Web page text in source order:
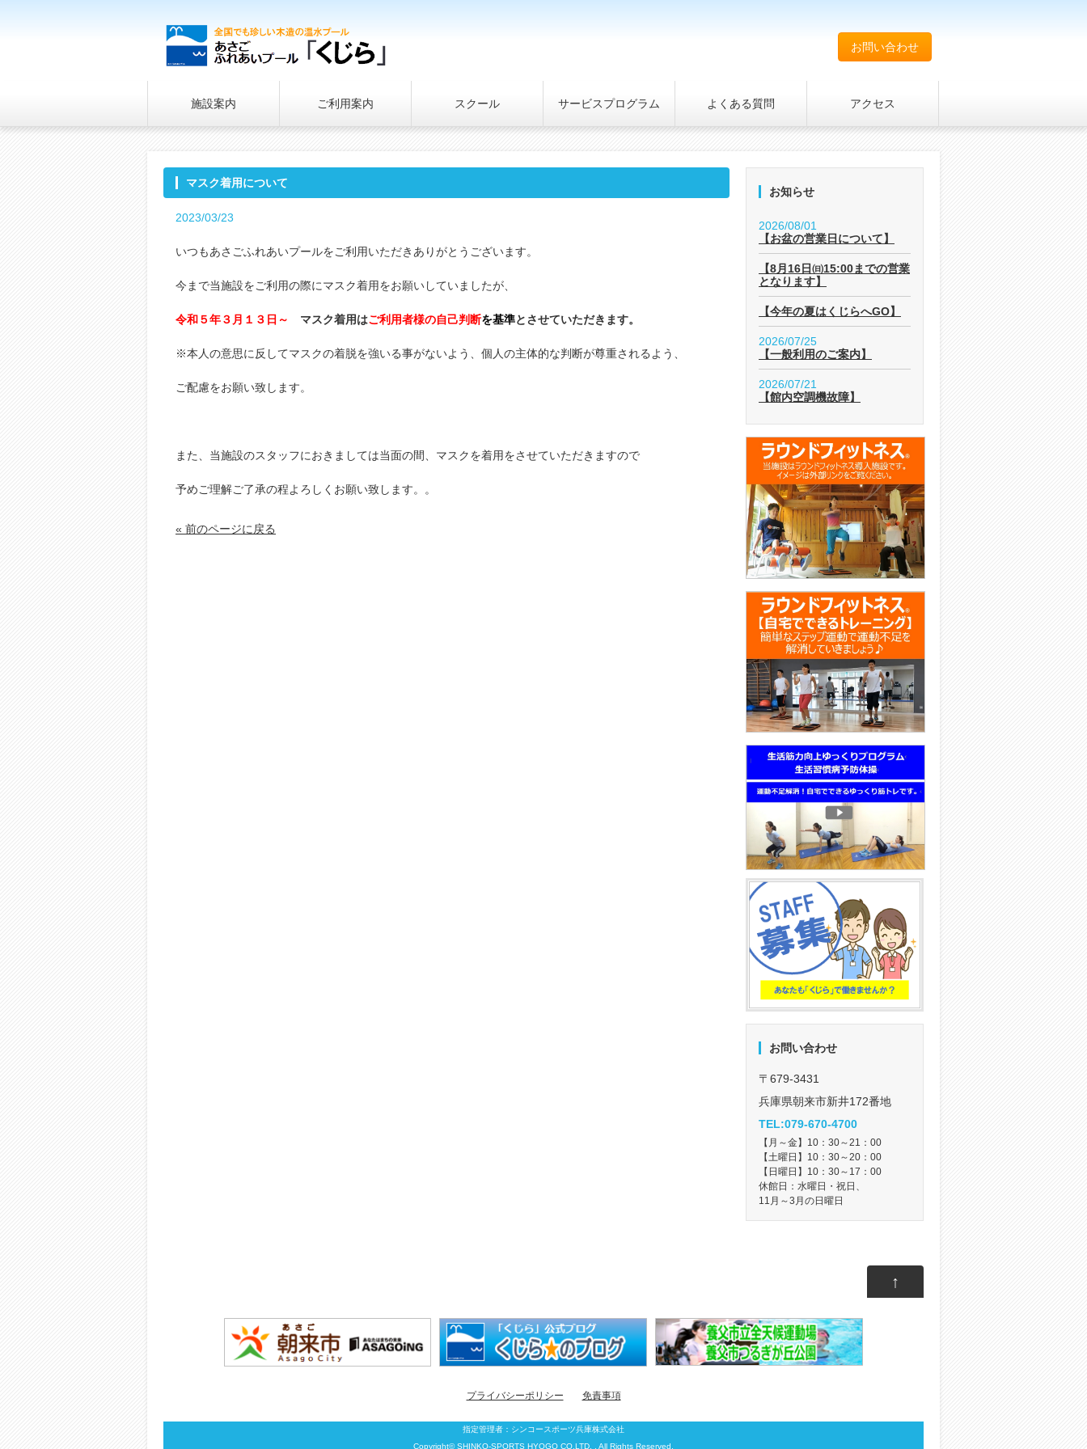
お問い合わせ
施設案内 ご利用案内 スクール サービスプログラム よくある質問 アクセス
マスク着用について
2023/03/23
いつもあさごふれあいプールをご利用いただきありがとうございます。
今まで当施設をご利用の際にマスク着用をお願いしていましたが、
令和５年３月１３日～ マスク着用はご利用者様の自己判断を基準とさせていただきます。
※本人の意思に反してマスクの着脱を強いる事がないよう、個人の主体的な判断が尊重されるよう、
ご配慮をお願い致します。
また、当施設のスタッフにおきましては当面の間、マスクを着用をさせていただきますので
予めご理解ご了承の程よろしくお願い致します。。
« 前のページに戻る
お知らせ
2026/08/01
【お盆の営業日について】
【8月16日㈰15:00までの営業
となります】
【今年の夏はくじらへGO】
2026/07/25
【一般利用のご案内】
2026/07/21
【館内空調機故障】
お問い合わせ
〒679-3431
兵庫県朝来市新井172番地
TEL:079-670-4700
【月～金】10：30～21：00
【土曜日】10：30～20：00
【日曜日】10：30～17：00
休館日：水曜日・祝日、
11月～3月の日曜日
↑
プライバシーポリシー 免責事項
指定管理者： シンコースポーツ兵庫株式会社
Copyright© SHINKO-SPORTS HYOGO CO.LTD. , All Rights Reserved.